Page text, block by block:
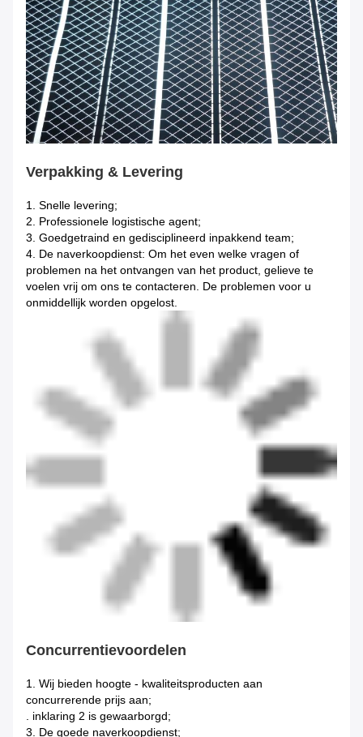
Verpakking & Levering
1. Snelle levering;
2. Professionele logistische agent;
3. Goedgetraind en gedisciplineerd inpakkend team;
4. De naverkoopdienst: Om het even welke vragen of
problemen na het ontvangen van het product, gelieve te
voelen vrij om ons te contacteren. De problemen voor u
onmiddellijk worden opgelost.
Concurrentievoordelen
1. Wij bieden hoogte - kwaliteitsproducten aan
concurrerende prijs aan;
. inklaring 2 is gewaarborgd;
3. De goede naverkoopdienst;